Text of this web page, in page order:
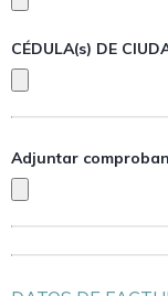
CÉDULA(s) DE
Adjuntar